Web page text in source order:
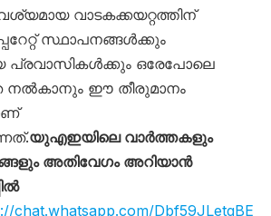
വാടകക്കയറ്റത്തിന്
സ്ഥാപനങ്ങൾക്കും
പ്രവാസികൾക്കും ഒരേപോലെ
നൽകാനും ഈ തീരുമാനം
യുഎഇയിലെ വാർത്തകളും
അതിവേഗം അറിയാൻ
chat.whatsapp.com/Dbf59JLetgBE